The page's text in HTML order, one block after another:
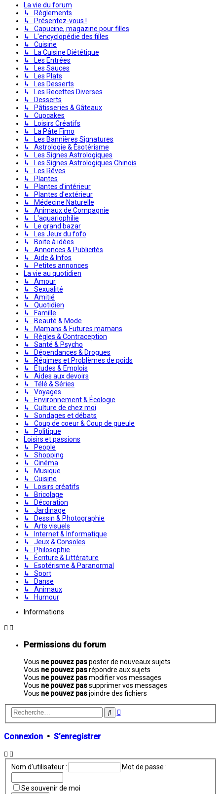
La vie du forum
↳ Règlements
↳ Présentez-vous !
↳ Capucine, magazine pour filles
↳ L'encyclopédie des filles
↳ Cuisine
↳ La Cuisine Diététique
↳ Les Entrées
↳ Les Sauces
↳ Les Plats
↳ Les Desserts
↳ Les Recettes Diverses
↳ Desserts
↳ Pâtisseries & Gâteaux
↳ Cupcakes
↳ Loisirs Créatifs
↳ La Pâte Fimo
↳ Les Bannières Signatures
↳ Astrologie & Ésotérisme
↳ Les Signes Astrologiques
↳ Les Signes Astrologiques Chinois
↳ Les Rêves
↳ Plantes
↳ Plantes d'intérieur
↳ Plantes d'extérieur
↳ Médecine Naturelle
↳ Animaux de Compagnie
↳ L'aquariophilie
↳ Le grand bazar
↳ Les Jeux du fofo
↳ Boite à idées
↳ Annonces & Publicités
↳ Aide & Infos
↳ Petites annonces
La vie au quotidien
↳ Amour
↳ Sexualité
↳ Amitié
↳ Quotidien
↳ Famille
↳ Beauté & Mode
↳ Mamans & Futures mamans
↳ Règles & Contraception
↳ Santé & Psycho
↳ Dépendances & Drogues
↳ Régimes et Problèmes de poids
↳ Études & Emplois
↳ Aides aux devoirs
↳ Télé & Séries
↳ Voyages
↳ Environnement & Écologie
↳ Culture de chez moi
↳ Sondages et débats
↳ Coup de coeur & Coup de gueule
↳ Politique
Loisirs et passions
↳ People
↳ Shopping
↳ Cinéma
↳ Musique
↳ Cuisine
↳ Loisirs créatifs
↳ Bricolage
↳ Décoration
↳ Jardinage
↳ Dessin & Photographie
↳ Arts visuels
↳ Internet & Informatique
↳ Jeux & Consoles
↳ Philosophie
↳ Écriture & Littérature
↳ Esotérisme & Paranormal
↳ Sport
↳ Danse
↳ Animaux
↳ Humour
Informations
Permissions du forum
Vous ne pouvez pasposter de nouveaux sujets
Vous ne pouvez pasrépondre aux sujets
Vous ne pouvez pasmodifier vos messages
Vous ne pouvez passupprimer vos messages
Vous ne pouvez pasjoindre des fichiers
Rechercher
Recherche
Connexion • S’enregistrer
Nom d’utilisateur : Mot de passe :
Se souvenir de moi